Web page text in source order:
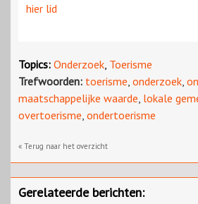
hier lid
Topics: Onderzoek Toerisme
Trefwoorden: toerisme onderzoek
maatschappelijke waarde lokale
overtoerisme ondertoerisme
« Terug naar het overzicht
Gerelateerde berichten: